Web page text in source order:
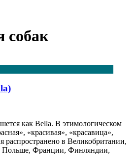
собак
как Bella. В этимологическом
«красивая», «красавица»,
распространено в Великобритании,
Польше, Франции, Финляндии,